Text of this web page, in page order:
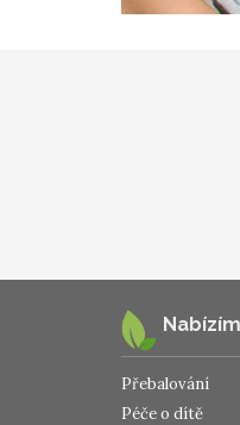
Přebalování
Péče o dítě